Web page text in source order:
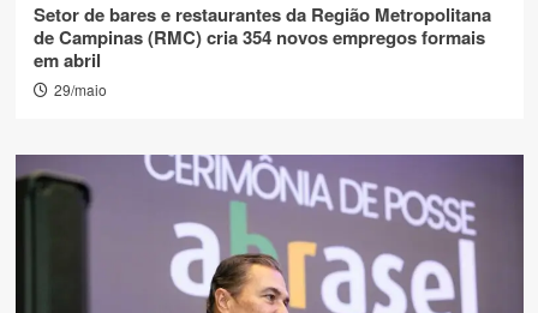
Setor de bares e restaurantes da Região Metropolitana
de Campinas (RMC) cria 354 novos empregos formais
em abril
29/maio